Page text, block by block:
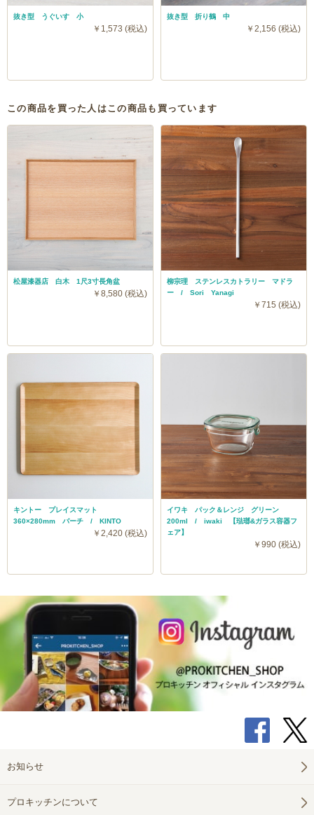
抜き型 うぐいす 小
￥1,573 (税込)
抜き型 折り鶴 中
￥2,156 (税込)
この商品を買った人はこの商品も買っています
松屋漆器店 白木 1尺3寸長角盆
￥8,580 (税込)
柳宗理 ステンレスカトラリー マドラ
ー / Sori Yanagi
￥715 (税込)
キントー プレイスマット
360×280mm バーチ / KINTO
￥2,420 (税込)
イワキ パック＆レンジ グリーン
200ml / iwaki 【琺瑯&ガラス容器フ
ェア】
￥990 (税込)
お知らせ
プロキッチンについて